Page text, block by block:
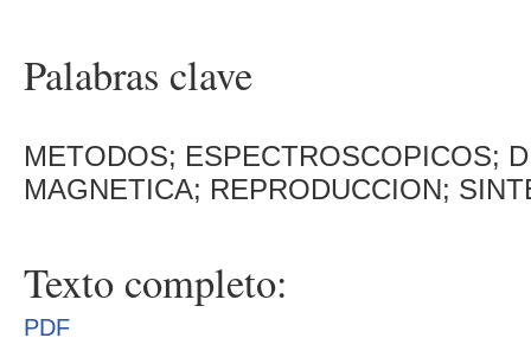
Palabras clave
METODOS; ESPECTROSCOPICOS;
MAGNETICA; REPRODUCCION;
Texto completo:
PDF